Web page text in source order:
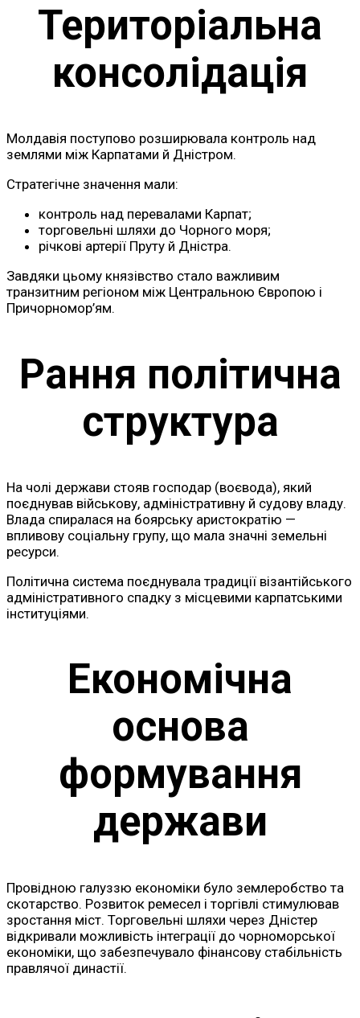
Територіальна
консолідація
Молдавія поступово розширювала контроль над
землями між Карпатами й Дністром.
Стратегічне значення мали:
контроль над перевалами Карпат;
торговельні шляхи до Чорного моря;
річкові артерії Пруту й Дністра.
Завдяки цьому князівство стало важливим
транзитним регіоном між Центральною Європою і
Причорномор’ям.
Рання політична
структура
На чолі держави стояв господар (воєвода), який
поєднував військову, адміністративну й судову владу.
Влада спиралася на боярську аристократію —
впливову соціальну групу, що мала значні земельні
ресурси.
Політична система поєднувала традиції візантійського
адміністративного спадку з місцевими карпатськими
інституціями.
Економічна
основа
формування
держави
Провідною галуззю економіки було землеробство та
скотарство. Розвиток ремесел і торгівлі стимулював
зростання міст. Торговельні шляхи через Дністер
відкривали можливість інтеграції до чорноморської
економіки, що забезпечувало фінансову стабільність
правлячої династії.